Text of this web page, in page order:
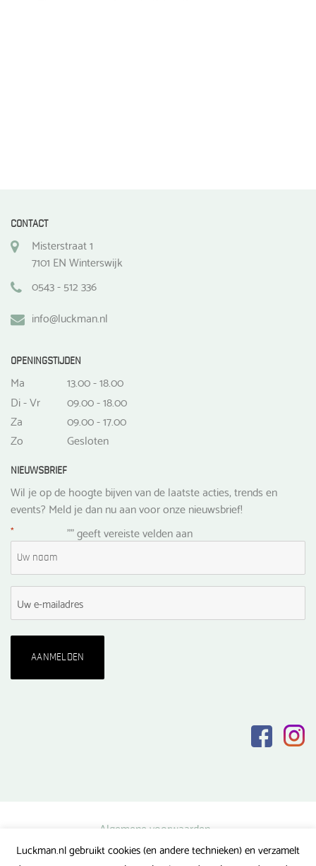
CONTACT
Misterstraat 1
7101 EN Winterswijk
0543 - 512 336
info@luckman.nl
OPENINGSTIJDEN
Ma
13.00 - 18.00
Di - Vr
09.00 - 18.00
Za
09.00 - 17.00
Zo
Gesloten
NIEUWSBRIEF
Wil je op de hoogte bijven van de laatste acties, trends en
events? Meld je dan nu aan voor onze nieuwsbrief!
"
* " geeft vereiste velden aan
Algemene voorwaarden
Privacy verklaring
Luckman.nl gebruikt cookies (en andere technieken) en verzamelt